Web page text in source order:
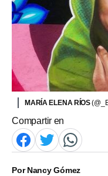
MARÍA ELENA RÍOS
Compartir en
PorNancy Gómez